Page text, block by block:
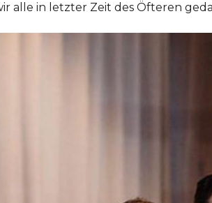
alle in letzter Zeit des Öfteren